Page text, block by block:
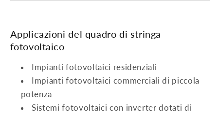
Applicazioni del quadro di stringa
fotovoltaico
Impianti fotovoltaici residenziali
Impianti fotovoltaici commerciali di piccola
potenza
Sistemi fotovoltaici con inverter dotati di